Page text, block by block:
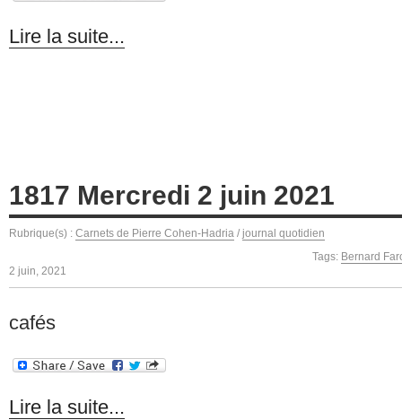
Lire la suite...
1817 Mercredi 2 juin 2021
Rubrique(s) : Carnets de Pierre Cohen-Hadria / journal quotidien
Tags: Bernard
2 juin, 2021
cafés
Lire la suite...